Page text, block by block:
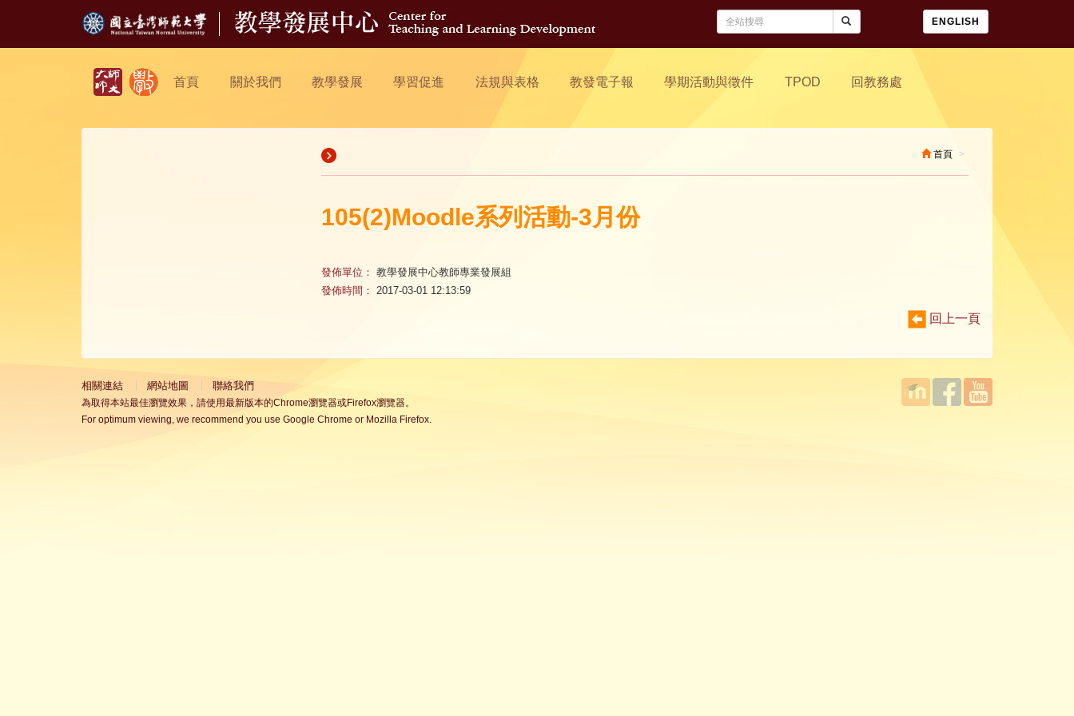
ENGLISH
首頁 關於我們 教學發展 學習促進 法規與表格 教發電子報 學期活動與徵件 TPOD 回教務處
首頁
105(2)Moodle系列活動-3月份
發佈單位： 教學發展中心教師專業發展組
發佈時間： 2017-03-01 12:13:59
回上一頁
相關連結 網站地圖 聯絡我們
為取得本站最佳瀏覽效果，請使用最新版本的Chrome瀏覽器或Firefox瀏覽器。
For optimum viewing, we recommend you use Google Chrome or Mozilla Firefox.